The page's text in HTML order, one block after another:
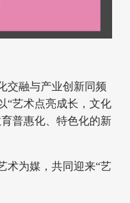
融与产业创新同频
“艺术点亮成长，文化
普惠化、特色化的新
为媒，共同迎来“艺